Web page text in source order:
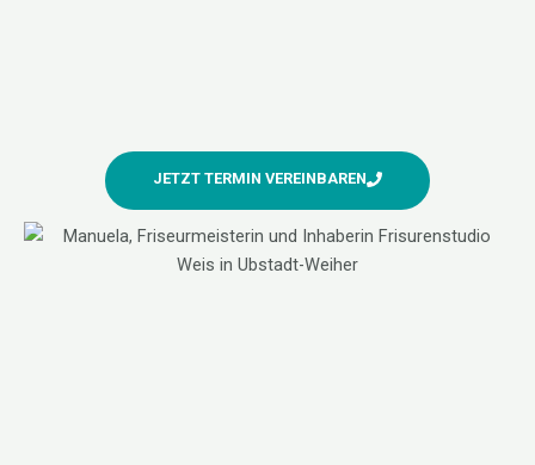
JETZT TERMIN VEREINBAREN